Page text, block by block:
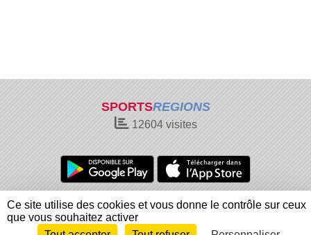
SPORTSREGIONS
12604visites
Charte cookies
Gestion des cookies
Informations légales
Signaler un contenu inapproprié
Ce site utilise des cookies et vous donne le contrôle sur ceux
que vous souhaitez activer